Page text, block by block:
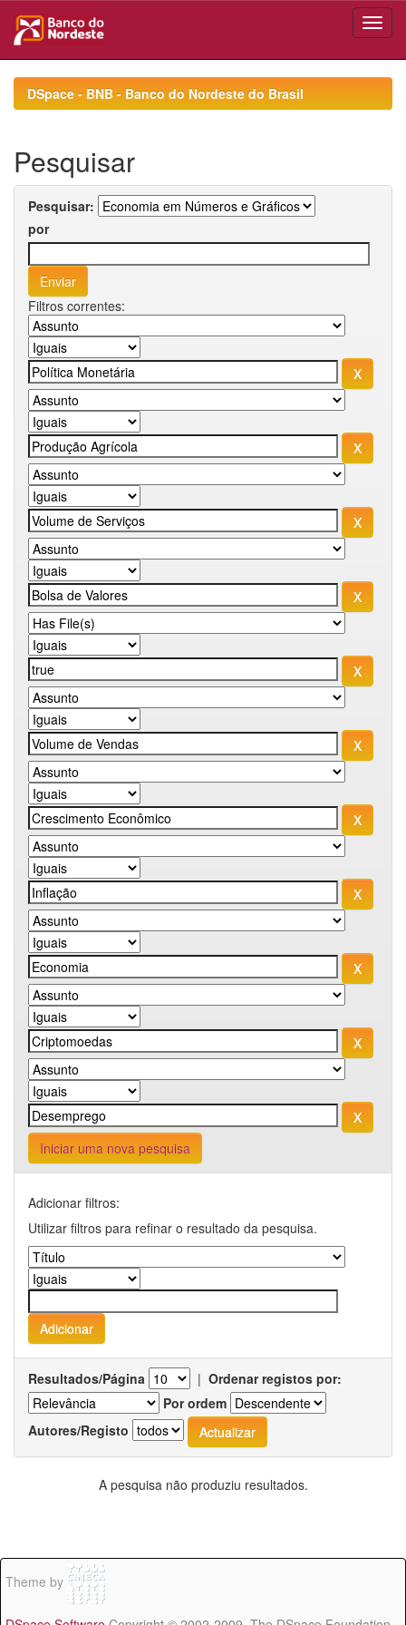
navigationDSpace - BNB - Banco do Nordeste do Brasil
Pesquisar
Pesquisar:
por
Filtros correntes:
Iniciar uma nova pesquisa
Adicionar filtros:
Utilizar filtros para refinar o resultado da pesquisa.
Resultados/Página | Ordenar registos por:
Por ordem
Autores/Registo
A pesquisa não produziu resultados.
Theme by